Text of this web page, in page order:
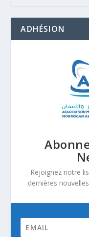
ADHÉSION
Rejoignez notre
dernières